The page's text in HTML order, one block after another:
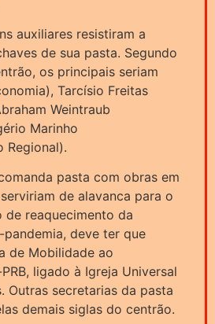
auxiliares resistiram a
de sua pasta. Segundo
os principais seriam
Tarcísio Freitas
Weintraub
Marinho
Regional).
pasta com obras em
de alavanca para o
de reaquecimento da
deve ter que
de Mobilidade ao
ligado à Igreja Universal
Outras secretarias da pasta
demais siglas do centrão.